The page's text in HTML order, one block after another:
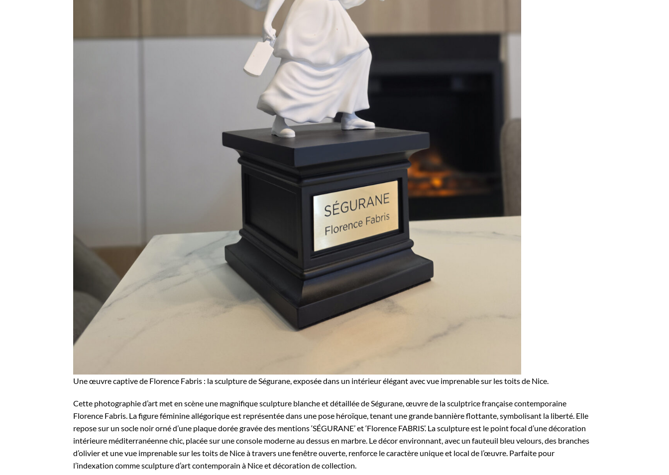
Une œuvre captive de Florence Fabris : la sculpture de Ségurane, exposée dans un intérieur élégant avec vue imprenable sur les toits de Nice.
Cette photographie d’art met en scène une magnifique sculpture blanche et détaillée de Ségurane, œuvre de la sculptrice française contemporaine
Florence Fabris. La figure féminine allégorique est représentée dans une pose héroïque, tenant une grande bannière flottante, symbolisant la liberté. Elle
repose sur un socle noir orné d’une plaque dorée gravée des mentions ‘SÉGURANE’ et ‘Florence FABRIS’. La sculpture est le point focal d’une décoration
intérieure méditerranéenne chic, placée sur une console moderne au dessus en marbre. Le décor environnant, avec un fauteuil bleu velours, des branches
d’olivier et une vue imprenable sur les toits de Nice à travers une fenêtre ouverte, renforce le caractère unique et local de l’œuvre. Parfaite pour
l’indexation comme sculpture d’art contemporain à Nice et décoration de collection.